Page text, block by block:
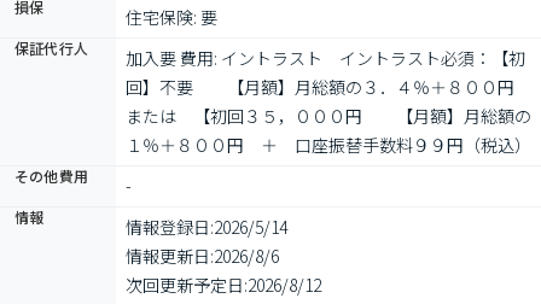
損保 住宅保険: 要
保証代行人
加入要 費用: イントラスト　イントラスト必須：【初
回】不要　　【月額】月総額の３．４％＋８００円
または　【初回３５，０００円　　【月額】月総額の
１％＋８００円　＋　口座振替手数料９９円（税込）
その他費用 -
情報 情報登録日:2026/5/14
情報更新日:2026/8/6
次回更新予定日:2026/8/12